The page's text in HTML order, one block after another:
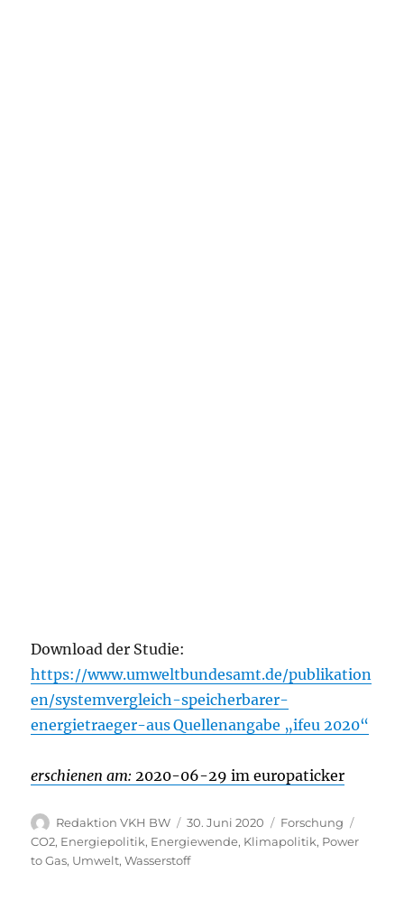
Download der Studie:
https://www.umweltbundesamt.de/publikation
en/systemvergleich-speicherbarer-
energietraeger-ausQuellenangabe „ifeu 2020“
erschienen am: 2020-06-29 im europaticker
Autor
Redaktion VKH BW
Veröffentlicht
am
30. Juni 2020 Kategorien
Forschung
CO2, Energiepolitik, Energiewende, Klimapolitik, Power
to Gas, Umwelt,Wasserstoff